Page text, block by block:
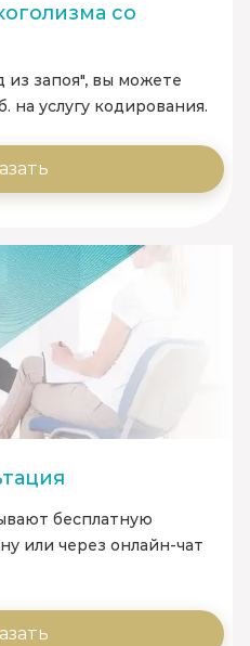
со
из запоя", вы можете
на услугу кодирования.
бесплатную
или через онлайн-чат